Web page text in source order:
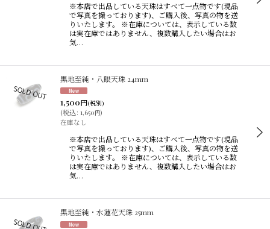
※本店で出品している天珠はすべて一点物です(現品
で写真を撮っております)、ご購入後、写真の物を送
りいたします。 ※在庫については、表示している数
は実在庫ではありません、複数購入したい場合はお
気…
黒地至純・八眼天珠 24mm
1,500円(税別)
(税込: 1,650円)
在庫なし
※本店で出品している天珠はすべて一点物です(現品
で写真を撮っております)、ご購入後、写真の物を送
りいたします。 ※在庫については、表示している数
は実在庫ではありません、複数購入したい場合はお
気…
黒地至純・水蓮花天珠 25mm